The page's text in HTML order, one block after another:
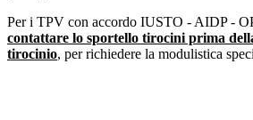
Per i TPV con accordo IUSTO - AIDP -
contattare lo sportello tirocini prima
tirocinio, per richiedere la modulistica